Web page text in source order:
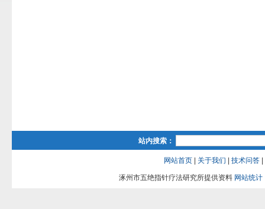
站内搜索：
网站首页 关于我们 技术问答
涿州市五绝指针疗法研究所提供资料 网站统计